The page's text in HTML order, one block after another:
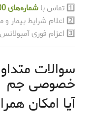
1️⃣ تماس با
شماره‌های 0713500 – 09179174540
2️⃣ اعلام شرایط بیمار و مقصد مورد نظر
3️⃣ اعزام فوری آمبولانس با تجهیزات لازم به محل
سوالات
خصوصی جم
آیا امکان